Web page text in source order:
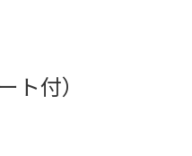
付）